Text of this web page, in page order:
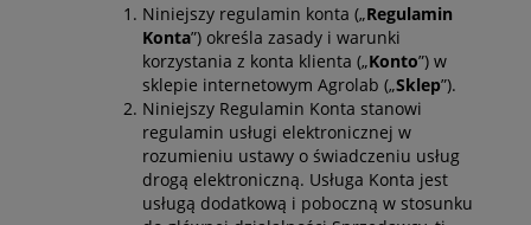
Niniejszy regulamin konta („Regulamin
Konta”) określa zasady i warunki
korzystania z konta klienta („Konto”) w
sklepie internetowym Agrolab („Sklep”).
Niniejszy Regulamin Konta stanowi
regulamin usługi elektronicznej w
rozumieniu ustawy o świadczeniu usług
drogą elektroniczną. Usługa Konta jest
usługą dodatkową i poboczną w stosunku